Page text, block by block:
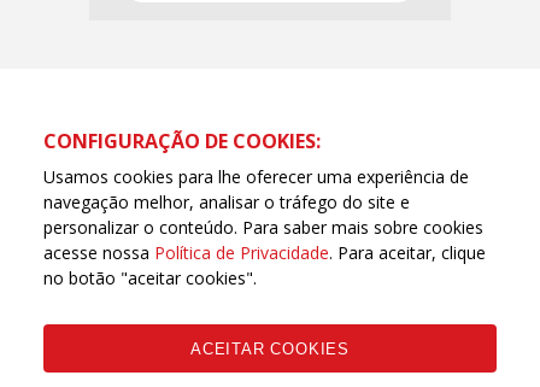
CONFIGURAÇÃO DE COOKIES:
Usamos cookies para lhe oferecer uma experiência de
navegação melhor, analisar o tráfego do site e
personalizar o conteúdo. Para saber mais sobre cookies
acesse nossa Política de Privacidade. Para aceitar, clique
no botão "aceitar cookies".
ACEITAR COOKIES